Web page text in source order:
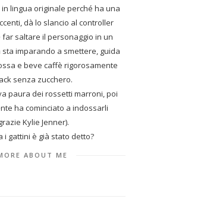
in lingua originale perché ha una
dà lo slancio al controller
saltare il personaggio in un
sta imparando a smettere, guida
e beve caffè rigorosamente
senza zucchero.
paura dei rossetti marroni, poi
ha cominciato a indossarli
Kylie Jenner).
i gattini è già stato detto?
ABOUT ME